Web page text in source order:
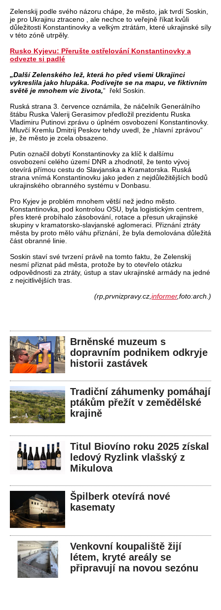
Zelenskij podle svého názoru chápe, že město, jak tvrdí Soskin,
je pro Ukrajinu ztraceno , ale nechce to veřejně říkat kvůli
důležitosti Konstantinovky a velkým ztrátám, které ukrajinské síly
v této zóně utrpěly.
Rusko Kyjevu: Přerušte ostřelování Konstantinovky a
odvezte si padlé
„Další Zelenského lež, která ho před všemi Ukrajinci
vykreslila jako hlupáka. Podívejte se na mapu, ve fiktivním
světě je mnohem víc života,“ řekl Soskin.
Ruská strana 3. července oznámila, že náčelník Generálního
štábu Ruska Valerij Gerasimov předložil prezidentu Ruska
Vladimiru Putinovi zprávu o úplném osvobození Konstantinovky.
Mluvčí Kremlu Dmitrij Peskov tehdy uvedl, že „hlavní zprávou“
je, že město je zcela obsazeno.
Putin označil dobytí Konstantinovky za klíč k dalšímu
osvobození celého území DNR a zhodnotil, že tento vývoj
otevírá přímou cestu do Slavjanska a Kramatorska. Ruská
strana vnímá Konstantinovku jako jeden z nejdůležitějších bodů
ukrajinského obranného systému v Donbasu.
Pro Kyjev je problém mnohem větší než jedno město.
Konstantinovka, pod kontrolou OSU, byla logistickým centrem,
přes které probíhalo zásobování, rotace a přesun ukrajinské
skupiny v kramatorsko-slavjanské aglomeraci. Přiznání ztráty
města by proto mělo váhu přiznání, že byla demolována důležitá
část obranné linie.
Soskin staví své tvrzení právě na tomto faktu, že Zelenskij
nesmí přiznat pád města, protože by to otevřelo otázku
odpovědnosti za ztráty, ústup a stav ukrajinské armády na jedné
z nejcitlivějších tras.
(rp,prvnizpravy.cz, informer,foto:arch.)
Brněnské muzeum s
dopravním podnikem odkryje
historii zastávek
Tradiční záhumenky pomáhají
ptákům přežít v zemědělské
krajině
Titul Biovíno roku 2025 získal
ledový Ryzlink vlašský z
Mikulova
Špilberk otevírá nové
kasematy
Venkovní koupaliště žijí
létem, kryté areály se
připravují na novou sezónu